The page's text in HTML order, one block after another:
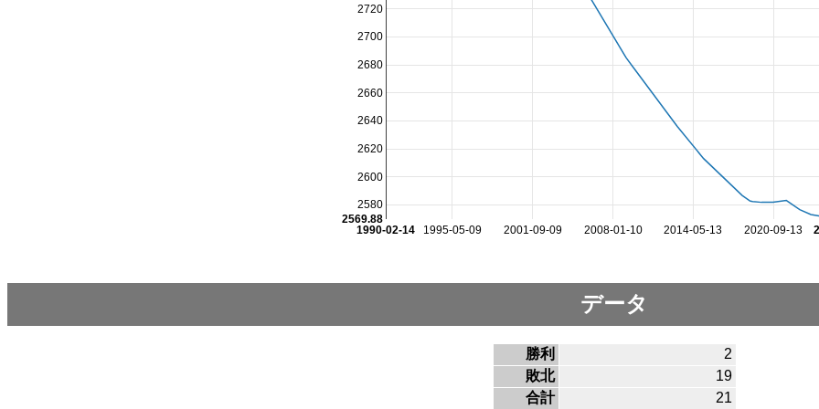
1995-05-09 2001-09-09 2008-01-10 2014-05-13 2020-09-13
1990-02-14
2580
2600
2620
2640
2660
2680
2700
2720
2569.88
データ
勝利
2
敗北
19
合計
21